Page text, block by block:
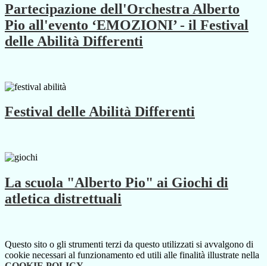
Partecipazione dell'Orchestra Alberto
Pio all'evento ‘EMOZIONI’ - il Festival
delle Abilità Differenti
Festival delle Abilità Differenti
La scuola "Alberto Pio" ai Giochi di
atletica distrettuali
Questo sito o gli strumenti terzi da questo utilizzati si avvalgono di
cookie necessari al funzionamento ed utili alle finalità illustrate nella